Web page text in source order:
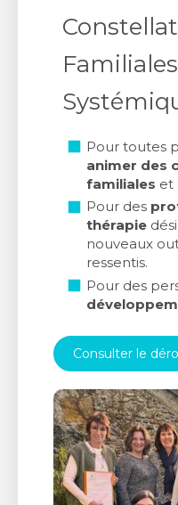
Pour toutes
animer des
familiales et
Pour des
thérapie
nouveaux
ressentis.
Pour des
Consulter le